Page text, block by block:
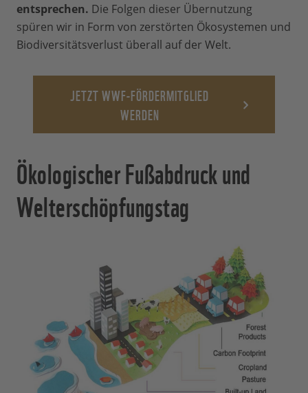
entsprechen. Die Folgen dieser Übernutzung
spüren wir in Form von zerstörten Ökosystemen und
Biodiversitätsverlust überall auf der Welt.
JETZT WWF-FÖRDERMITGLIED
WERDEN
Ökologischer Fußabdruck und
Welterschöpfungstag